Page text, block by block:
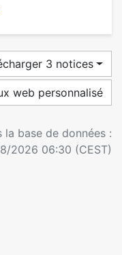
3 notices
web personnalisé
la base de données :
2026 06:30 (CEST)